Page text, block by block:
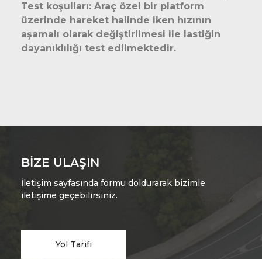
Test koşulları: Araç özel bir platform
üzerinde hareket halinde iken hızının
aşamalı olarak değiştirilmesi ile lastiğin
dayanıklılığı test edilmektedir.
BIZE ULAŞIN
İletişim sayfasında formu doldurarak bizimle
iletişime geçebilirsiniz.
Yol Tarifi